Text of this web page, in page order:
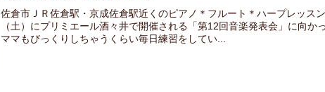
佐倉市ＪＲ佐倉駅・京成佐倉駅近くのピアノ＊フルート＊ハープレッス
（土）にプリミエール酒々井で開催される「第12回音楽発表会」に向か
ママもびっくりしちゃうくらい毎日練習をしてい...